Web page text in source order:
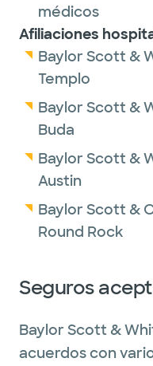
new restaurants
new recipes and
couch with her
trails to hike and
world's natural
different cultures.
médicos
Afiliaciones
Baylor Scott &
Templo
Baylor Scott &
Buda
Baylor Scott &
Austin
Baylor Scott &
Round Rock
Seguros
Baylor Scott &
acuerdos con